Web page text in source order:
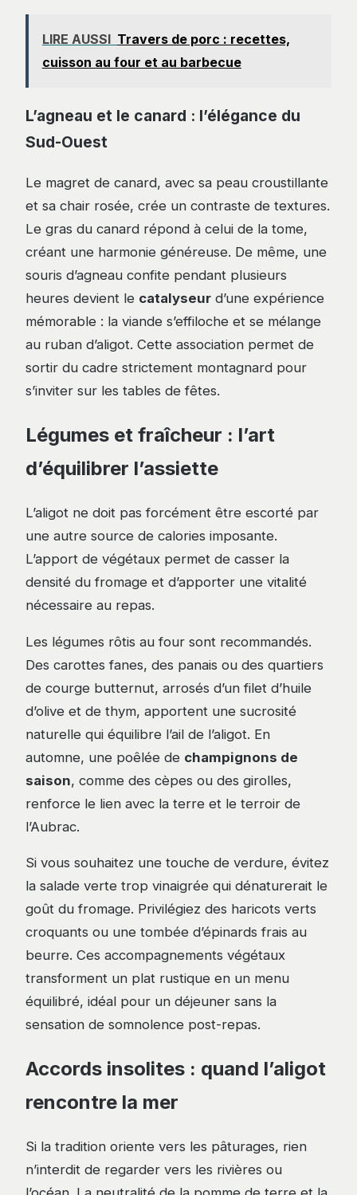
LIRE AUSSI Travers de porc : recettes,
cuisson au four et au barbecue
L’agneau et le canard : l’élégance du
Sud-Ouest
Le magret de canard, avec sa peau croustillante
et sa chair rosée, crée un contraste de textures.
Le gras du canard répond à celui de la tome,
créant une harmonie généreuse. De même, une
souris d’agneau confite pendant plusieurs
heures devient le catalyseur d’une expérience
mémorable : la viande s’effiloche et se mélange
au ruban d’aligot. Cette association permet de
sortir du cadre strictement montagnard pour
s’inviter sur les tables de fêtes.
Légumes et fraîcheur : l’art
d’équilibrer l’assiette
L’aligot ne doit pas forcément être escorté par
une autre source de calories imposante.
L’apport de végétaux permet de casser la
densité du fromage et d’apporter une vitalité
nécessaire au repas.
Les légumes rôtis au four sont recommandés.
Des carottes fanes, des panais ou des quartiers
de courge butternut, arrosés d’un filet d’huile
d’olive et de thym, apportent une sucrosité
naturelle qui équilibre l’ail de l’aligot. En
automne, une poêlée de champignons de
saison, comme des cèpes ou des girolles,
renforce le lien avec la terre et le terroir de
l’Aubrac.
Si vous souhaitez une touche de verdure, évitez
la salade verte trop vinaigrée qui dénaturerait le
goût du fromage. Privilégiez des haricots verts
croquants ou une tombée d’épinards frais au
beurre. Ces accompagnements végétaux
transforment un plat rustique en un menu
équilibré, idéal pour un déjeuner sans la
sensation de somnolence post-repas.
Accords insolites : quand l’aligot
rencontre la mer
Si la tradition oriente vers les pâturages, rien
n’interdit de regarder vers les rivières ou